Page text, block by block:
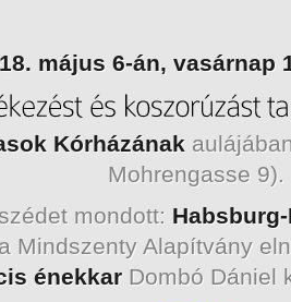
május 6-án, vasárnap
Kórházának
Mohrengasse 9).
mondott:
Mindszenty Alapítvány
énekkar Dombó Dániel